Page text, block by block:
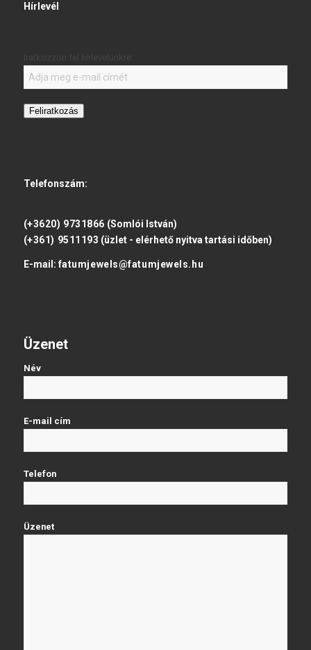
Hírlevél
Feliratkozás
Telefonszám:
(+3620) 9731866 (Somlói István)
(+361) 9511193 (üzlet - elérhető nyitva tartási időben)
E-mail: fatumjewels@fatumjewels.hu
Üzenet
Név
E-mail cím
Telefon
Üzenet